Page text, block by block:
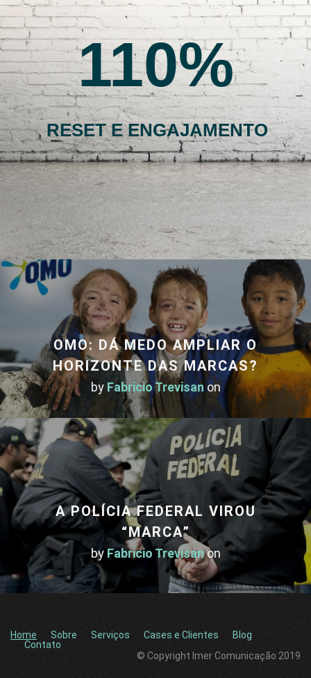
110
RESET E ENGAJAMENTO
OMO: DÁ MEDO AMPLIAR O
HORIZONTE DAS MARCAS?
by Fabricio Trevisanon
A POLÍCIA FEDERAL VIROU
“MARCA”
by Fabricio Trevisanon
Home Sobre Serviços Cases e Clientes
Blog
Contato
© Copyright Imer Comunicação 2019